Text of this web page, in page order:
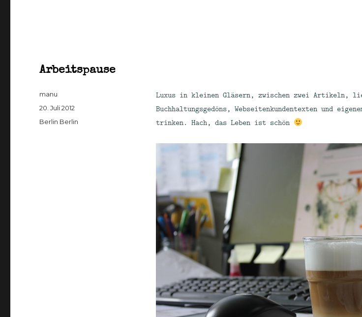
Arbeitspause
Luxus in kleinen Gläsern, zwischen zwei Artikeln,
Buchhaltungsgedöns, Webseitenkundentexten und
trinken. Hach, das Leben ist schön
Autor
manu
Veröffentlicht
20. Juli 2012
Kategorien
Berlin Berlin